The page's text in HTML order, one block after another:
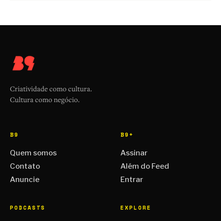
Criatividade como cultura.
Cultura como negócio.
B9
Quem somos
Contato
Anuncie
B9+
Assinar
Além do Feed
Entrar
PODCASTS EXPLORE